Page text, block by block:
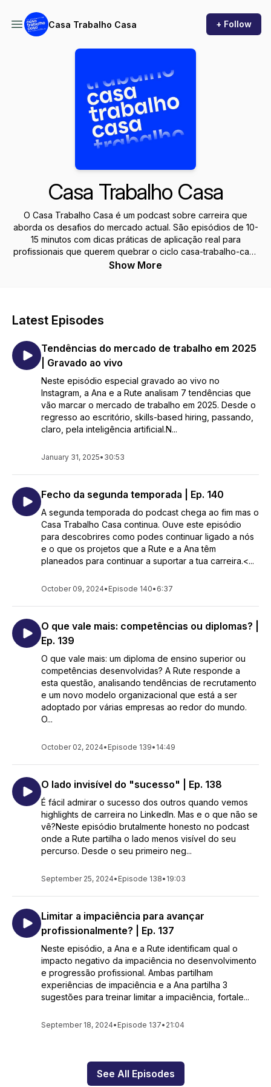
Casa Trabalho Casa + Follow
Casa Trabalho Casa
O Casa Trabalho Casa é um podcast sobre carreira que
aborda os desafios do mercado actual. São episódios de 10-
15 minutos com dicas práticas de aplicação real para
profissionais que querem quebrar o ciclo casa-trabalho-casa
e construir um percurso de sucesso equilibrado.
Show More
Latest Episodes
Tendências do mercado de trabalho em 2025
| Gravado ao vivo
Neste episódio especial gravado ao vivo no
Instagram, a Ana e a Rute analisam 7 tendências que
vão marcar o mercado de trabalho em 2025. Desde o
regresso ao escritório, skills-based hiring, passando,
claro, pela inteligência artificial.N...
January 31, 2025• 30:53
Fecho da segunda temporada | Ep. 140
A segunda temporada do podcast chega ao fim mas o
Casa Trabalho Casa continua. Ouve este episódio
para descobrires como podes continuar ligado a nós
e o que os projetos que a Rute e a Ana têm
planeados para continuar a suportar a tua carreira.<...
October 09, 2024• Episode 140• 6:37
O que vale mais: competências ou diplomas? |
Ep. 139
O que vale mais: um diploma de ensino superior ou
competências desenvolvidas? A Rute responde a
esta questão, analisando tendências de recrutamento
e um novo modelo organizacional que está a ser
adoptado por várias empresas ao redor do mundo.
O...
October 02, 2024• Episode 139• 14:49
O lado invisível do "sucesso" | Ep. 138
É fácil admirar o sucesso dos outros quando vemos
highlights de carreira no LinkedIn. Mas e o que não se
vê?Neste episódio brutalmente honesto no podcast
onde a Rute partilha o lado menos visível do seu
percurso. Desde o seu primeiro neg...
September 25, 2024• Episode 138• 19:03
Limitar a impaciência para avançar
profissionalmente? | Ep. 137
Neste episódio, a Ana e a Rute identificam qual o
impacto negativo da impaciência no desenvolvimento
e progressão profissional. Ambas partilham
experiências de impaciência e a Ana partilha 3
sugestões para treinar limitar a impaciência, fortale...
September 18, 2024• Episode 137• 21:04
See All Episodes